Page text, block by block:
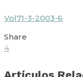
Vol71-3-2003-6
Share
4